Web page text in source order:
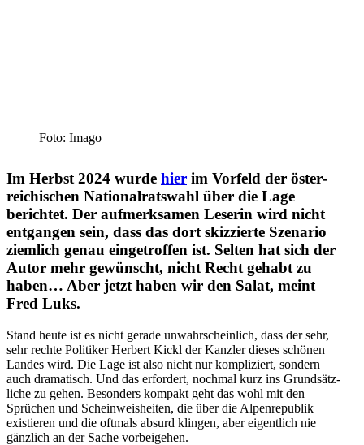
Foto: Imago
Im Herbst 2024 wurde hier im Vorfeld der öster­
rei­chi­schen Natio­nal­ratswahl über die Lage
berichtet. Der aufmerk­samen Leserin wird nicht
entgangen sein, dass das dort skizzierte Szenario
ziemlich genau einge­troffen ist. Selten hat sich der
Autor mehr gewünscht, nicht Recht gehabt zu
haben… Aber jetzt haben wir den Salat, meint
Fred Luks.
Stand heute ist es nicht gerade unwahr­scheinlich, dass der sehr,
sehr rechte Politiker Herbert Kickl der Kanzler dieses schönen
Landes wird. Die Lage ist also nicht nur kompli­ziert, sondern
auch drama­tisch. Und das erfordert, nochmal kurz ins Grund­sätz­
liche zu gehen. Besonders kompakt geht das wohl mit den
Sprüchen und Schein­weis­heiten, die über die Alpen­re­publik
existieren und die oftmals absurd klingen, aber eigentlich nie
gänzlich an der Sache vorbeigehen.